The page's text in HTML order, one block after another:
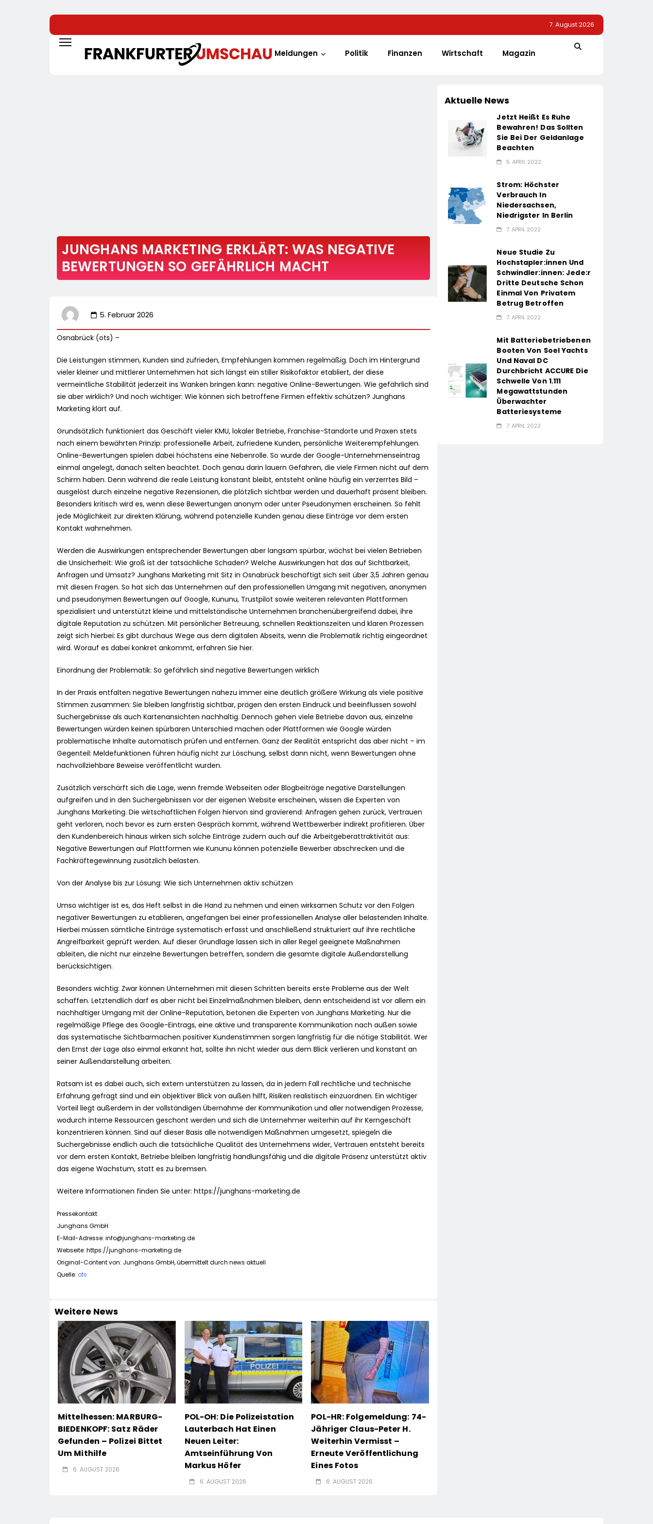
7. August 2026
Meldungen Politik Finanzen Wirtschaft Magazin
JUNGHANS MARKETING ERKLÄRT: WAS NEGATIVE
BEWERTUNGEN SO GEFÄHRLICH MACHT
5. Februar 2026
Osnabrück (ots) –
Die Leistungen stimmen, Kunden sind zufrieden, Empfehlungen kommen regelmäßig. Doch im Hintergrund
vieler kleiner und mittlerer Unternehmen hat sich längst ein stiller Risikofaktor etabliert, der diese
vermeintliche Stabilität jederzeit ins Wanken bringen kann: negative Online-Bewertungen. Wie gefährlich sind
sie aber wirklich? Und noch wichtiger: Wie können sich betroffene Firmen effektiv schützen? Junghans
Marketing klärt auf.
Grundsätzlich funktioniert das Geschäft vieler KMU, lokaler Betriebe, Franchise-Standorte und Praxen stets
nach einem bewährten Prinzip: professionelle Arbeit, zufriedene Kunden, persönliche Weiterempfehlungen.
Online-Bewertungen spielen dabei höchstens eine Nebenrolle. So wurde der Google-Unternehmenseintrag
einmal angelegt, danach selten beachtet. Doch genau darin lauern Gefahren, die viele Firmen nicht auf dem
Schirm haben. Denn während die reale Leistung konstant bleibt, entsteht online häufig ein verzerrtes Bild –
ausgelöst durch einzelne negative Rezensionen, die plötzlich sichtbar werden und dauerhaft präsent bleiben.
Besonders kritisch wird es, wenn diese Bewertungen anonym oder unter Pseudonymen erscheinen. So fehlt
jede Möglichkeit zur direkten Klärung, während potenzielle Kunden genau diese Einträge vor dem ersten
Kontakt wahrnehmen.
Werden die Auswirkungen entsprechender Bewertungen aber langsam spürbar, wächst bei vielen Betrieben
die Unsicherheit: Wie groß ist der tatsächliche Schaden? Welche Auswirkungen hat das auf Sichtbarkeit,
Anfragen und Umsatz? Junghans Marketing mit Sitz in Osnabrück beschäftigt sich seit über 3,5 Jahren genau
mit diesen Fragen. So hat sich das Unternehmen auf den professionellen Umgang mit negativen, anonymen
und pseudonymen Bewertungen auf Google, Kununu, Trustpilot sowie weiteren relevanten Plattformen
spezialisiert und unterstützt kleine und mittelständische Unternehmen branchenübergreifend dabei, ihre
digitale Reputation zu schützen. Mit persönlicher Betreuung, schnellen Reaktionszeiten und klaren Prozessen
zeigt sich hierbei: Es gibt durchaus Wege aus dem digitalen Abseits, wenn die Problematik richtig eingeordnet
wird. Worauf es dabei konkret ankommt, erfahren Sie hier.
Einordnung der Problematik: So gefährlich sind negative Bewertungen wirklich
In der Praxis entfalten negative Bewertungen nahezu immer eine deutlich größere Wirkung als viele positive
Stimmen zusammen: Sie bleiben langfristig sichtbar, prägen den ersten Eindruck und beeinflussen sowohl
Suchergebnisse als auch Kartenansichten nachhaltig. Dennoch gehen viele Betriebe davon aus, einzelne
Bewertungen würden keinen spürbaren Unterschied machen oder Plattformen wie Google würden
problematische Inhalte automatisch prüfen und entfernen. Ganz der Realität entspricht das aber nicht – im
Gegenteil: Meldefunktionen führen häufig nicht zur Löschung, selbst dann nicht, wenn Bewertungen ohne
nachvollziehbare Beweise veröffentlicht wurden.
Zusätzlich verschärft sich die Lage, wenn fremde Webseiten oder Blogbeiträge negative Darstellungen
aufgreifen und in den Suchergebnissen vor der eigenen Website erscheinen, wissen die Experten von
Junghans Marketing. Die wirtschaftlichen Folgen hiervon sind gravierend: Anfragen gehen zurück, Vertrauen
geht verloren, noch bevor es zum ersten Gespräch kommt, während Wettbewerber indirekt profitieren. Über
den Kundenbereich hinaus wirken sich solche Einträge zudem auch auf die Arbeitgeberattraktivität aus:
Negative Bewertungen auf Plattformen wie Kununu können potenzielle Bewerber abschrecken und die
Fachkräftegewinnung zusätzlich belasten.
Von der Analyse bis zur Lösung: Wie sich Unternehmen aktiv schützen
Umso wichtiger ist es, das Heft selbst in die Hand zu nehmen und einen wirksamen Schutz vor den Folgen
negativer Bewertungen zu etablieren, angefangen bei einer professionellen Analyse aller belastenden Inhalte.
Hierbei müssen sämtliche Einträge systematisch erfasst und anschließend strukturiert auf ihre rechtliche
Angreifbarkeit geprüft werden. Auf dieser Grundlage lassen sich in aller Regel geeignete Maßnahmen
ableiten, die nicht nur einzelne Bewertungen betreffen, sondern die gesamte digitale Außendarstellung
berücksichtigen.
Besonders wichtig: Zwar können Unternehmen mit diesen Schritten bereits erste Probleme aus der Welt
schaffen. Letztendlich darf es aber nicht bei Einzelmaßnahmen bleiben, denn entscheidend ist vor allem ein
nachhaltiger Umgang mit der Online-Reputation, betonen die Experten von Junghans Marketing. Nur die
regelmäßige Pflege des Google-Eintrags, eine aktive und transparente Kommunikation nach außen sowie
das systematische Sichtbarmachen positiver Kundenstimmen sorgen langfristig für die nötige Stabilität. Wer
den Ernst der Lage also einmal erkannt hat, sollte ihn nicht wieder aus dem Blick verlieren und konstant an
seiner Außendarstellung arbeiten.
Ratsam ist es dabei auch, sich extern unterstützen zu lassen, da in jedem Fall rechtliche und technische
Erfahrung gefragt sind und ein objektiver Blick von außen hilft, Risiken realistisch einzuordnen. Ein wichtiger
Vorteil liegt außerdem in der vollständigen Übernahme der Kommunikation und aller notwendigen Prozesse,
wodurch interne Ressourcen geschont werden und sich die Unternehmer weiterhin auf ihr Kerngeschäft
konzentrieren können. Sind auf dieser Basis alle notwendigen Maßnahmen umgesetzt, spiegeln die
Suchergebnisse endlich auch die tatsächliche Qualität des Unternehmens wider, Vertrauen entsteht bereits
vor dem ersten Kontakt, Betriebe bleiben langfristig handlungsfähig und die digitale Präsenz unterstützt aktiv
das eigene Wachstum, statt es zu bremsen.
Weitere Informationen finden Sie unter: https://junghans-marketing.de
Pressekontakt:
Junghans GmbH
E-Mail-Adresse: info@junghans-marketing.de
Webseite: https://junghans-marketing.de
Original-Content von: Junghans GmbH, übermittelt durch news aktuell
Quelle: ots
Weitere News
Mittelhessen: MARBURG-
BIEDENKOPF: Satz Räder
Gefunden – Polizei Bittet
Um Mithilfe
6. AUGUST 2026
POL-OH: Die Polizeistation
Lauterbach Hat Einen
Neuen Leiter:
Amtseinführung Von
Markus Höfer
6. AUGUST 2026
POL-HR: Folgemeldung: 74-
Jähriger Claus-Peter H.
Weiterhin Vermisst –
Erneute Veröffentlichung
Eines Fotos
6. AUGUST 2026
Aktuelle News
Jetzt Heißt Es Ruhe
Bewahren! Das Sollten
Sie Bei Der Geldanlage
Beachten
5. APRIL 2022
Strom: Höchster
Verbrauch In
Niedersachsen,
Niedrigster In Berlin
7. APRIL 2022
Neue Studie Zu
Hochstapler:innen Und
Schwindler:innen: Jede:r
Dritte Deutsche Schon
Einmal Von Privatem
Betrug Betroffen
7. APRIL 2022
Mit Batteriebetriebenen
Booten Von Soel Yachts
Und Naval DC
Durchbricht ACCURE Die
Schwelle Von 1.111
Megawattstunden
Überwachter
Batteriesysteme
7. APRIL 2022